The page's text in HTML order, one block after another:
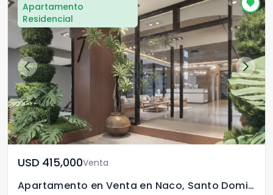
Apartamento
Residencial
USD	415,000Venta
Apartamento en Venta en Naco, Santo Domingo Distrito Nacional